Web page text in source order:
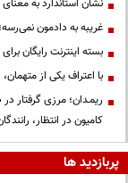
نشان استاندارد به
غریبه به دادمون
بسته اینترنت رایگان
با اعتراف یکی از
کامیون در انتظار،
پربازدید ها